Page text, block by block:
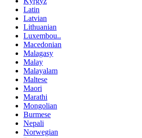
Latin
Latvian
Lithuanian
Luxembou..
Macedonian
Malagasy
Malay
Malayalam
Maltese
Maori
Marathi
Mongolian
Burmese
Nepali
Norwegian